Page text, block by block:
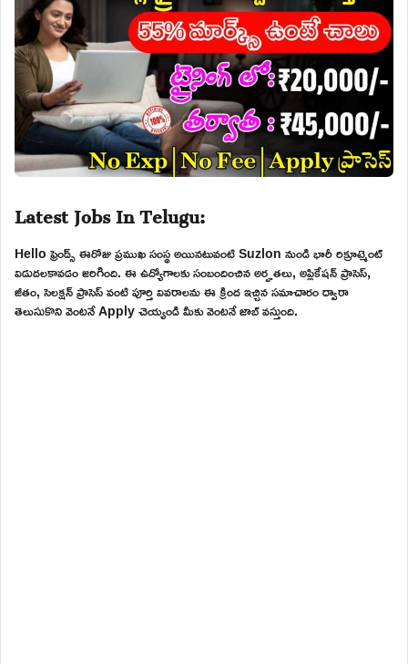
Latest Jobs In Telugu:
Hello ఫ్రెండ్స్ ఈరోజు ప్రముఖ సంస్థ అయినటువంటి Suzlon నుండి భారీ రిక్రూట్మెంట్
విడుదలకావడం జరిగింది. ఈ ఉద్యోగాలకు సంబందించిన అర్హతలు, అప్లికేషన్ ప్రాసెస్,
జీతం, సెలక్షన్ ప్రాసెస్ వంటి పూర్తి వివరాలను ఈ క్రింద ఇచ్చిన సమాచారం ద్వారా
తెలుసుకొని వెంటనే Apply చెయ్యండి మీకు వెంటనే జాబ్ వస్తుంది.